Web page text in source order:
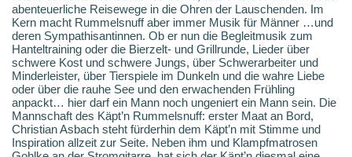
abenteuerliche Reisewege in die Ohren der Lauschenden. Im
Kern macht Rummelsnuff aber immer Musik für Männer …und
deren Sympathisantinnen. Ob er nun die Begleitmusik zum
Hanteltraining oder die Bierzelt- und Grillrunde, Lieder über
schwere Kost und schwere Jungs, über Schwerarbeiter und
Minderleister, über Tierspiele im Dunkeln und die wahre Liebe
oder über die rauhe See und den erwachenden Frühling
anpackt… hier darf ein Mann noch ungeniert ein Mann sein. Die
Mannschaft des Käpt’n Rummelsnuff: erster Maat an Bord,
Christian Asbach steht fürderhin dem Käpt’n mit Stimme und
Inspiration allzeit zur Seite. Neben ihm und Klampfmatrosen